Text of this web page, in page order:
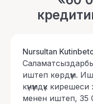
Nursultan
иштеп көрдүм.
күнүмдүк
менен иштеп, 35